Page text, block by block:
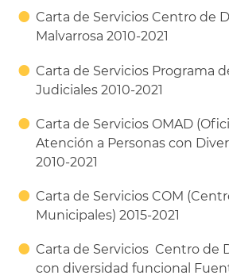
Carta de Servicios Centro de
Malvarrosa 2010-2021
Carta de Servicios Programa
Judiciales 2010-2021
Carta de Servicios OMAD
Atención a Personas con
2010-2021
Carta de Servicios COM
Municipales) 2015-2021
Carta de Servicios Centro de
con diversidad funcional